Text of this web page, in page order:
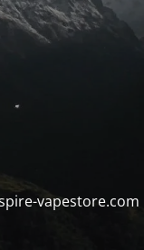
vapestore.com